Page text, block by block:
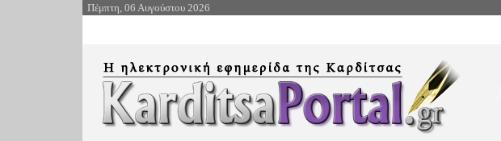
Πέμπτη, 06 Αυγούστου 2026